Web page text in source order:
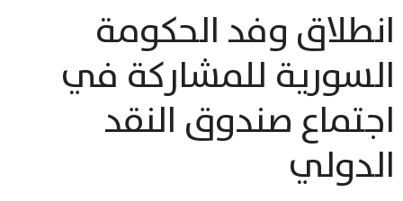
انطلاق وفد الحكومة
السورية للمشاركة في
اجتماع صندوق النقد
الدولي